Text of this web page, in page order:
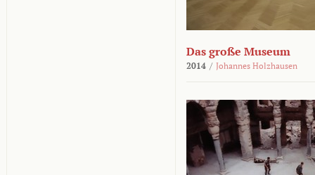
Das große Museum
2014 / Johannes Holzhausen